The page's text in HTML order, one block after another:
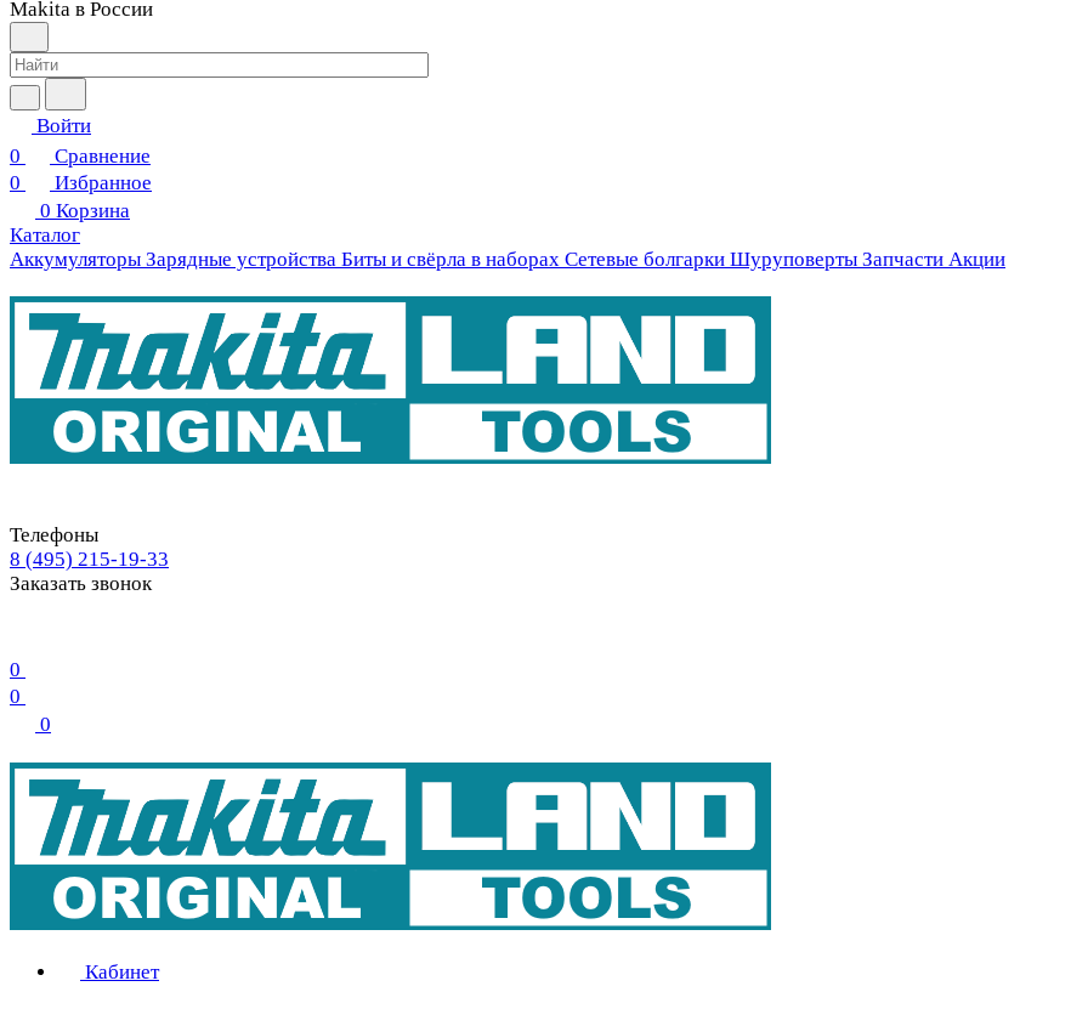
Makita в России
Войти
0
Сравнение
0
Избранное
0 Корзина
Каталог
Аккумуляторы Зарядные устройства Биты и свёрла в наборах Сетевые болгарки Шуруповерты Запчасти Акции
Телефоны
8 (495) 215-19-33
Заказать звонок
0
0
0
Кабинет